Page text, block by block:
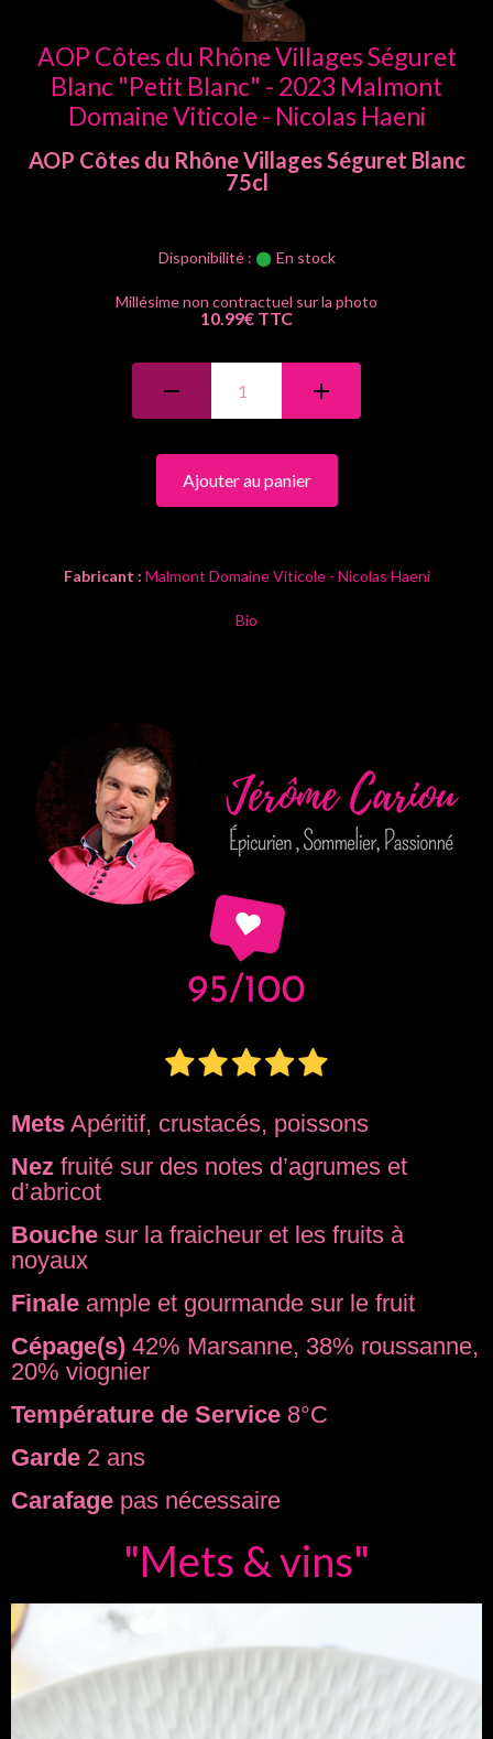
AOP Côtes du Rhône Villages Séguret
Blanc "Petit Blanc" - 2023 Malmont
Domaine Viticole - Nicolas Haeni
AOP Côtes du Rhône Villages Séguret Blanc
75cl
Disponibilité : En stock
10.99€ TTC
Ajouter au panier
Fabricant : Malmont Domaine Viticole - Nicolas Haeni
Bio
Mets Apéritif, crustacés, poissons
Nez fruité sur des notes d’agrumes et
d’abricot
Bouche sur la fraicheur et les fruits à
noyaux
Finale ample et gourmande sur le fruit
Cépage(s) 42% Marsanne, 38% roussanne,
20% viognier
Température de Service 8°C
Garde 2 ans
Carafage pas nécessaire
"Mets & vins"